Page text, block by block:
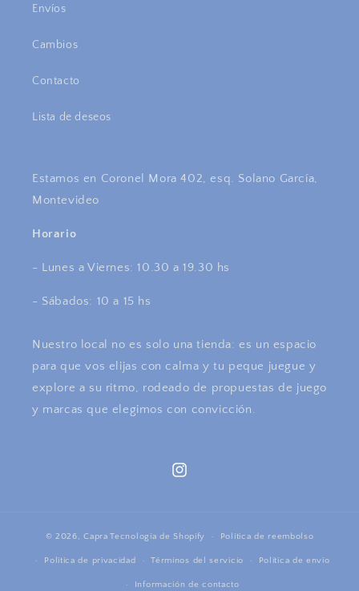
Envíos
Cambios
Contacto
Lista de deseos
Estamos en Coronel Mora 402, esq. Solano García,
Montevideo
Horario
- Lunes a Viernes: 10.30 a 19.30 hs
- Sábados: 10 a 15 hs
Nuestro local no es solo una tienda: es un espacio
para que vos elijas con calma y tu peque juegue y
explore a su ritmo, rodeado de propuestas de juego
y marcas que elegimos con convicción.
Instagram
© 2026,Capra Tecnología de Shopify Política de reembolso
Política de privacidad Términos del servicio Política de envío
Información de contacto